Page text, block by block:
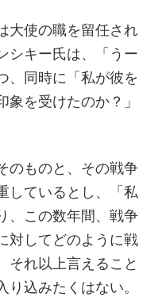
大使の職を留任され
シキー氏は、「うー
、同時に「私が彼を
を受けたのか？」
のものと、その戦争
しているとし、「私
、この数年間、戦争
対してどのように戦
それ以上言えること
込みたくはない。